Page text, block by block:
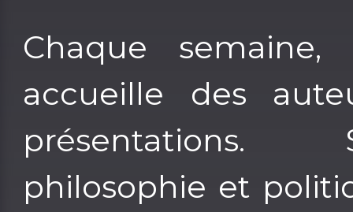
Chaque
accueille des
présentations.
philosophie et